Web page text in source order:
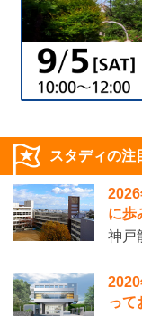
スタディの注
に歩
神戸
って